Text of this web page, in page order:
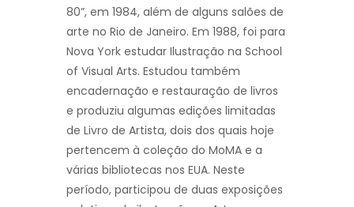
80”, em 1984, além de alguns salões de
arte no Rio de Janeiro. Em 1988, foi para
Nova York estudar Ilustração na School
of Visual Arts. Estudou também
encadernação e restauração de livros
e produziu algumas edições limitadas
de Livro de Artista, dois dos quais hoje
pertencem à coleção do MoMA e a
várias bibliotecas nos EUA. Neste
período, participou de duas exposições